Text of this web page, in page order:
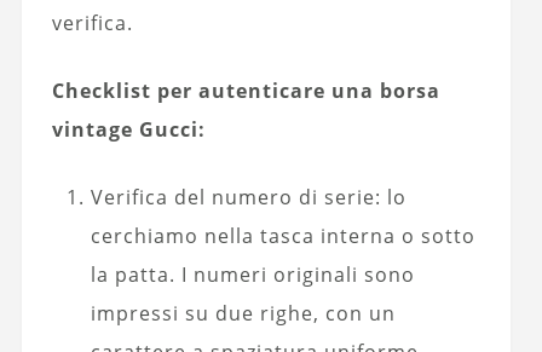
verifica.
Checklist per autenticare una borsa
vintage Gucci:
Verifica del numero di serie: lo
cerchiamo nella tasca interna o sotto
la patta. I numeri originali sono
impressi su due righe, con un